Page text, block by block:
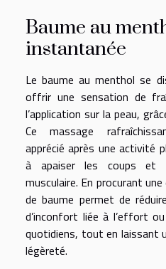
Baume au
instantanée
Le baume au menthol se
offrir une sensation de
l’application sur la peau,
Ce massage
apprécié après une activité
à apaiser les coups et
musculaire. En procurant
de baume permet de
d’inconfort liée à l’effort
quotidiens, tout en laissant
légèreté.